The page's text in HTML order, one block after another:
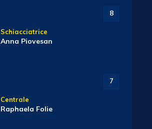
8
Schiacciatrice
Anna Piovesan
7
Centrale
Raphaela Folie